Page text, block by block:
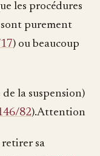
les procédures
purement
) ou beaucoup
de la suspension)
82).Attention
sa